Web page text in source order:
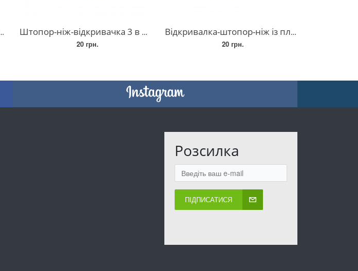
Штопор-ніж-відкривачка 3 в 1 металевий складний
20 грн.
Відкривалка-штопор-ніж із пластиковою ручкою 4 в 1
20 грн.
Розсилка
ПІДПИСАТИСЯ